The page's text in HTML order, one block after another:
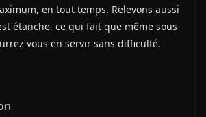
en tout temps. Relevons aussi
étanche, ce qui fait que même sous
vous en servir sans difficulté.